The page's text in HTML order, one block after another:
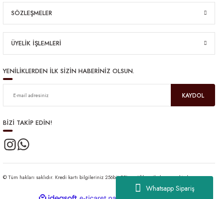
Whatsapp Sipariş
SÖZLEŞMELER
ÜYELİK İŞLEMLERİ
YENİLİKLERDEN İLK SİZİN HABERİNİZ OLSUN.
KAYDOL
BİZİ TAKİP EDİN!
© Tüm hakları saklıdır. Kredi kartı bilgileriniz 256bit SSL sertifikası ile korunmaktadır.
ideasoft